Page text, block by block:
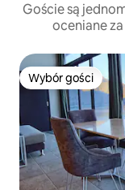
Goście są
oceniane
Wybór gości
Wybór gości